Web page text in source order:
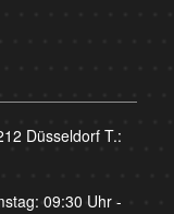
Düsseldorf T.:
09:30 Uhr -